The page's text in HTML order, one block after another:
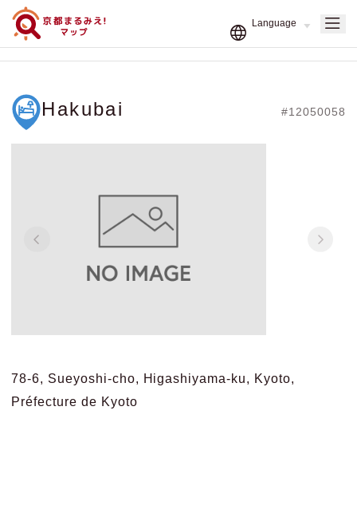
Hakubai #12050058
78-6, Sueyoshi-cho, Higashiyama-ku, Kyoto,
Préfecture de Kyoto